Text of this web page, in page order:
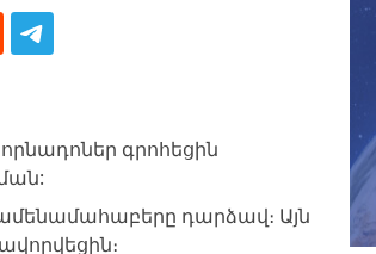
գրոհեցին
դարձավ։ Այն